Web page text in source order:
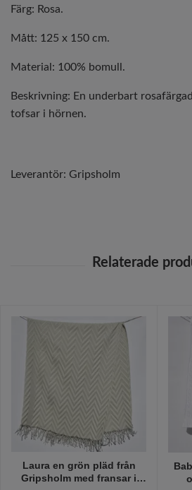
Färg: Rosa.
Mått: 125 x 150 cm.
Material: 100% bomull.
Beskrivning: En underbart
tofsar i hörnen.
Leverantör: Gripsholm
Laura en grön pläd från
Gripsholm med fransar i